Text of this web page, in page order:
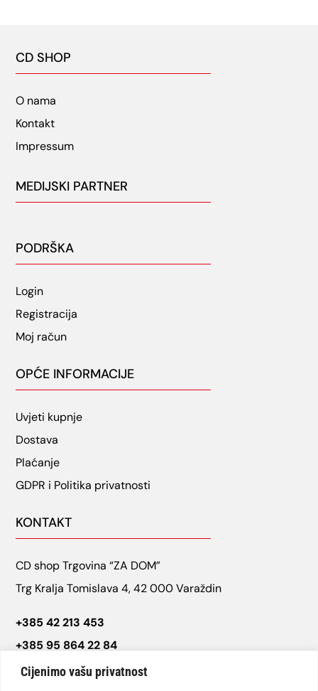
Cijenimo vašu privatnost
CD SHOP
O nama
Kontakt
Impressum
MEDIJSKI PARTNER
PODRŠKA
Login
Registracija
Moj račun
OPĆE INFORMACIJE
Uvjeti kupnje
Dostava
Plaćanje
GDPR i Politika privatnosti
KONTAKT
CD shop Trgovina “ZA DOM”
Trg Kralja Tomislava 4, 42 000 Varaždin
+385 42 213 453
+385 95 864 22 84
cdshop.varazdin@gmail.com